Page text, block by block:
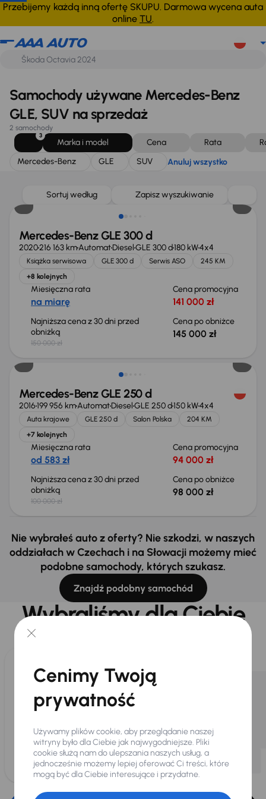
Przebijemy każdą inną ofertę SKUPU. Darmowa wycena auta
online TU.
Mercedes-Benz GLE SUV Anuluj wszystko
Samochody używane Mercedes-Benz
GLE, SUV na sprzedaż
2 samochody
3
Marka i model Cena Rata
Mercedes-Benz
GLE SUV Anuluj wszystko
Sortuj według Zapisz wyszukiwanie
Taniej o 5 000 zł
Mercedes-Benz GLE 300 d
2020216 163 kmAutomatDieselGLE 300 d180 kW4x4
Książka serwisowa GLE 300 d Serwis ASO
245 KM
+8 kolejnych
Miesięczna rata
na miarę
Cena promocyjna
141 000 zł
Najniższa cena z 30 dni przed
obniżką
150 000 zł
Cena po obniżce
145 000 zł
Taniej o 2 000 zł
Mercedes-Benz GLE 250 d
2016199 956 kmAutomatDieselGLE 250 d150 kW4x4
Auta krajowe GLE 250 d Salon Polska
204 KM
+7 kolejnych
Miesięczna rata
od 583 zł
Cena promocyjna
94 000 zł
Najniższa cena z 30 dni przed
obniżką
100 000 zł
Cena po obniżce
98 000 zł
Nie wybrałeś auto z oferty? Nie szkodzi, w naszych
oddziałach w Czechach i na Słowacji możemy mieć
podobne samochody, których szukasz.
Znajdź podobny samochód
Wybraliśmy dla Ciebie
Wybieramy dla Ciebie
z naszej oferty. Kupimy
Cenimy Twoją
prywatność
Używamy plików cookie, aby przeglądanie naszej
witryny było dla Ciebie jak najwygodniejsze. Pliki
cookie służą nam do ulepszania naszych usług, a
jednocześnie możemy lepiej oferować Ci treści, które
mogą być dla Ciebie interesujące i przydatne.